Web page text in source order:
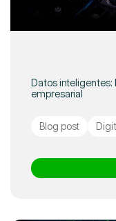
Datos inteligentes:
empresarial
Blog post